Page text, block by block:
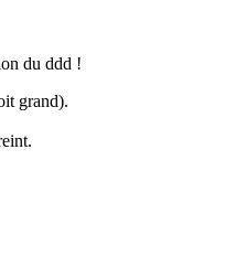
du ddd !
grand).